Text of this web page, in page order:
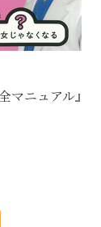
ニュアル』